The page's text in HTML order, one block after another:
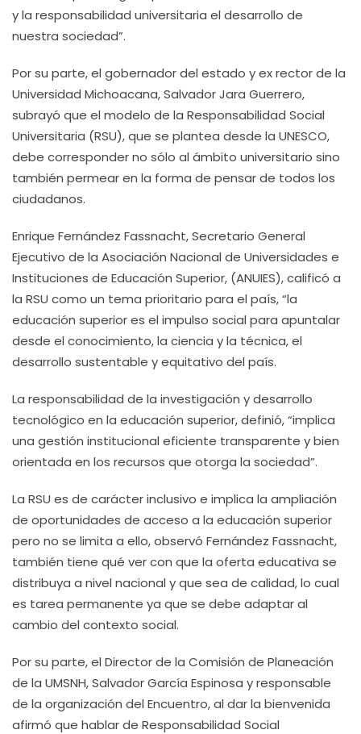
y la responsabilidad universitaria el desarrollo de
nuestra sociedad”.
Por su parte, el gobernador del estado y ex rector de la
Universidad Michoacana, Salvador Jara Guerrero,
subrayó que el modelo de la Responsabilidad Social
Universitaria (RSU), que se plantea desde la UNESCO,
debe corresponder no sólo al ámbito universitario sino
también permear en la forma de pensar de todos los
ciudadanos.
Enrique Fernández Fassnacht, Secretario General
Ejecutivo de la Asociación Nacional de Universidades e
Instituciones de Educación Superior, (ANUIES), calificó a
la RSU como un tema prioritario para el país, “la
educación superior es el impulso social para apuntalar
desde el conocimiento, la ciencia y la técnica, el
desarrollo sustentable y equitativo del país.
La responsabilidad de la investigación y desarrollo
tecnológico en la educación superior, definió, “implica
una gestión institucional eficiente transparente y bien
orientada en los recursos que otorga la sociedad”.
La RSU es de carácter inclusivo e implica la ampliación
de oportunidades de acceso a la educación superior
pero no se limita a ello, observó Fernández Fassnacht,
también tiene qué ver con que la oferta educativa se
distribuya a nivel nacional y que sea de calidad, lo cual
es tarea permanente ya que se debe adaptar al
cambio del contexto social.
Por su parte, el Director de la Comisión de Planeación
de la UMSNH, Salvador García Espinosa y responsable
de la organización del Encuentro, al dar la bienvenida
afirmó que hablar de Responsabilidad Social